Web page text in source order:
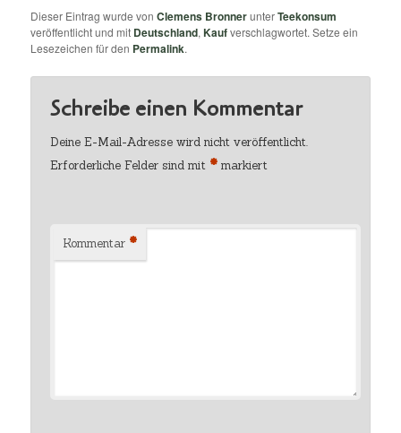
Dieser Eintrag wurde vonClemens BronnerunterTeekonsum
veröffentlicht und mit Deutschland,Kaufverschlagwortet. Setze ein
Lesezeichen für den Permalink.
Schreibe einen Kommentar
Deine E-Mail-Adresse wird nicht veröffentlicht.
Erforderliche Felder sind mit * markiert
Kommentar *